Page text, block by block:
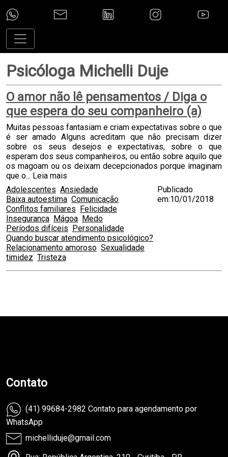
Psicóloga Michelli Duje
O amor não lê pensamentos / Diga o
que espera do seu companheiro (a)
Muitas pessoas fantasiam e criam expectativas sobre o que
é ser amado Alguns acreditam que não precisam dizer
sobre os seus desejos e expectativas, sobre o que
esperam dos seus companheiros, ou então sobre aquilo que
os magoam ou os deixam decepcionados porque imaginam
que o... Leia mais
Adolescentes Ansiedade
Baixa autoestima Comunicação
Conflitos familiares Felicidade
Insegurança Mágoa Medo
Períodos difíceis Personalidade
Quando buscar atendimento psicológico?
Relacionamento amoroso Sexualidade
timidez Tristeza
Publicado
em:10/01/2018
Contato
(41) 99684-2982 Contato para agendamento por
WhatsApp
michelliduje@gmail.com